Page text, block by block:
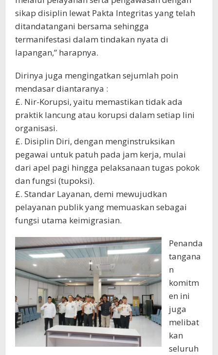
sikap disiplin lewat Pakta Integritas yang telah
ditandatangani bersama sehingga
termanifestasi dalam tindakan nyata di
lapangan,” harapnya.
Dirinya juga mengingatkan sejumlah poin
mendasar diantaranya :
£. Nir-Korupsi, yaitu memastikan tidak ada
praktik lancung atau korupsi dalam setiap lini
organisasi.
£. Disiplin Diri, dengan menginstruksikan
pegawai untuk patuh pada jam kerja, mulai
dari apel pagi hingga pelaksanaan tugas pokok
dan fungsi (tupoksi).
​£. Standar Layanan, demi mewujudkan
pelayanan publik yang memuaskan sebagai
fungsi utama keimigrasian.
Penanda
tangana
n
komitm
en ini
juga
melibat
kan
seluruh